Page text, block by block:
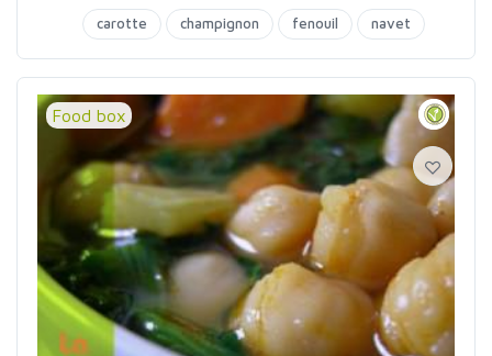
carotte
champignon fenouil navet
soupes
Food box